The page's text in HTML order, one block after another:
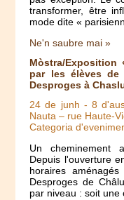
transformer, être
mode dite «
Ne'n saubre mai »
Mòstra/Exposition
par les élèves de
Desproges à
24 de junh - 8
Nauta – rue Haute-
Categoria
Un cheminement
Depuis l'ouverture
horaires
Desproges de
par niveau : soit